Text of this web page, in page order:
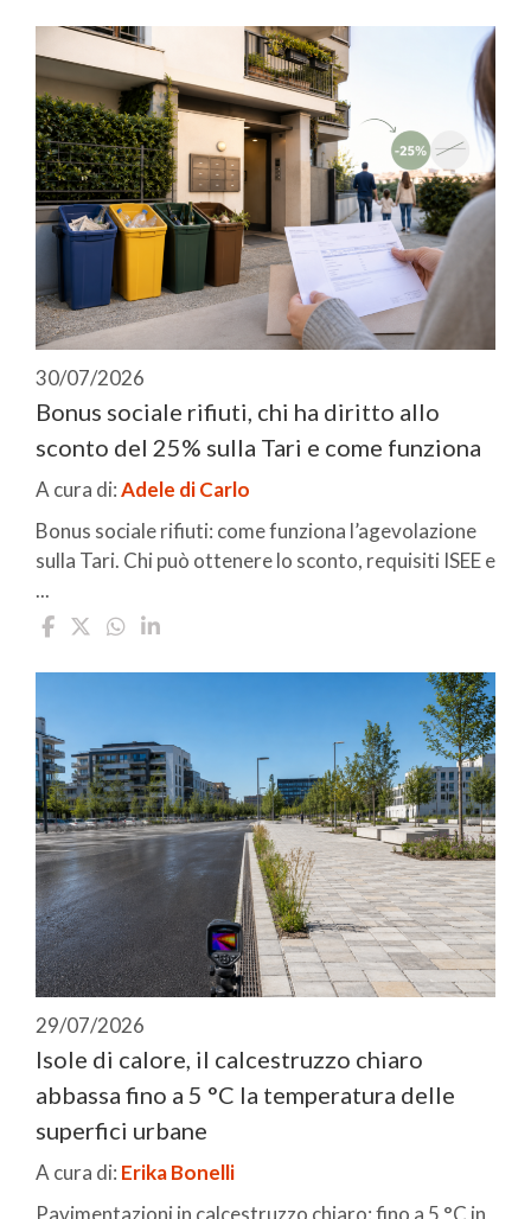
30/07/2026
Bonus sociale rifiuti, chi ha diritto allo
sconto del 25% sulla Tari e come funziona
A cura di:Adele di Carlo
Bonus sociale rifiuti: come funziona l’agevolazione
sulla Tari. Chi può ottenere lo sconto, requisiti ISEE e
...
29/07/2026
Isole di calore, il calcestruzzo chiaro
abbassa fino a 5 °C la temperatura delle
superfici urbane
A cura di: Erika Bonelli
Pavimentazioni in calcestruzzo chiaro: fino a 5 °C in